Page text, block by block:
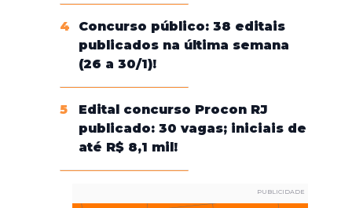
4
Concurso público: 38 editais
publicados na última semana
(26 a 30/1)!
5
Edital concurso Procon RJ
publicado: 30 vagas; iniciais de
até R$ 8,1 mil!
PUBLICIDADE